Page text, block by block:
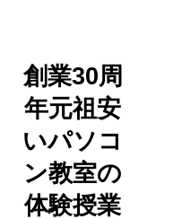
創業30周
年元祖安
いパソコ
ン教室の
体験授業